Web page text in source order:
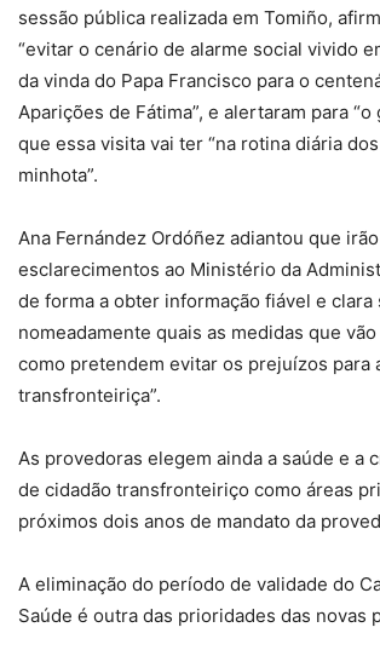
sessão pública realizada em Tomiño,
“evitar o cenário de alarme social vivido
da vinda do Papa Francisco para o
Aparições de Fátima”, e alertaram para “o
que essa visita vai ter “na rotina diária
minhota”.
Ana Fernández Ordóñez adiantou que
esclarecimentos ao Ministério da
de forma a obter informação fiável e clara
nomeadamente quais as medidas que
como pretendem evitar os prejuízos para
transfronteiriça”.
As provedoras elegem ainda a saúde e a
de cidadão transfronteiriço como áreas
próximos dois anos de mandato da
A eliminação do período de validade do
Saúde é outra das prioridades das novas